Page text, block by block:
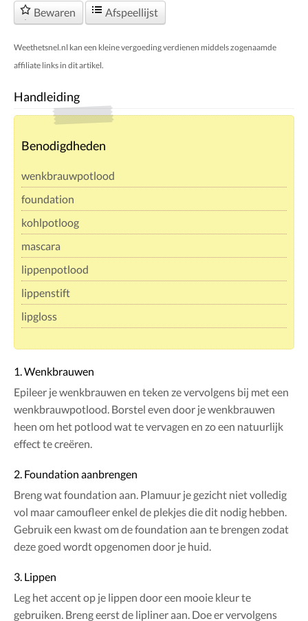
Bewaren Afspeellijst
Weethetsnel.nl kan een kleine vergoeding verdienen middels zogenaamde
affiliate links in dit artikel.
Handleiding
Benodigdheden
wenkbrauwpotlood
foundation
kohlpotloog
mascara
lippenpotlood
lippenstift
lipgloss
1. Wenkbrauwen
Epileer je wenkbrauwen en teken ze vervolgens bij met een
wenkbrauwpotlood. Borstel even door je wenkbrauwen
heen om het potlood wat te vervagen en zo een natuurlijk
effect te creëren.
2. Foundation aanbrengen
Breng wat foundation aan. Plamuur je gezicht niet volledig
vol maar camoufleer enkel de plekjes die dit nodig hebben.
Gebruik een kwast om de foundation aan te brengen zodat
deze goed wordt opgenomen door je huid.
3. Lippen
Leg het accent op je lippen door een mooie kleur te
gebruiken. Breng eerst de lipliner aan. Doe er vervolgens